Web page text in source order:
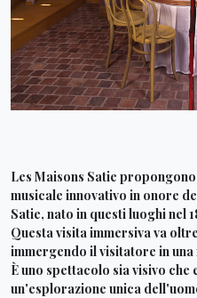
Les Maisons Satie
musicale innovativo in onore
Satie, nato in questi luoghi nel
Questa visita immersiva va
immergendo il visitatore in una
È uno spettacolo sia visivo
un'esplorazione unica